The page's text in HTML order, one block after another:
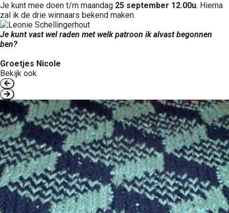
Je kunt mee doen t/m maandag 25 september 12.00u. Hierna
zal ik de drie winnaars bekend maken.
Je kunt vast wel raden met welk patroon ik alvast begonnen
ben?
Groetjes Nicole
Bekijk ook